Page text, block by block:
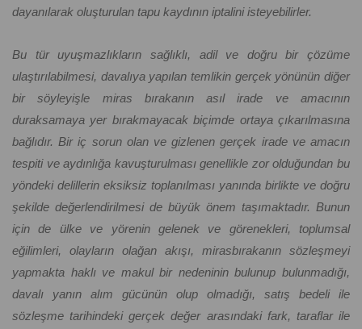
dayanılarak oluşturulan tapu kaydının iptalini isteyebilirler.
Bu tür uyuşmazlıkların sağlıklı, adil ve doğru bir çözüme
ulaştırılabilmesi, davalıya yapılan temlikin gerçek yönünün diğer
bir söyleyişle miras bırakanın asıl irade ve amacının
duraksamaya yer bırakmayacak biçimde ortaya çıkarılmasına
bağlıdır. Bir iç sorun olan ve gizlenen gerçek irade ve amacın
tespiti ve aydınlığa kavuşturulması genellikle zor olduğundan bu
yöndeki delillerin eksiksiz toplanılması yanında birlikte ve doğru
şekilde değerlendirilmesi de büyük önem taşımaktadır. Bunun
için de ülke ve yörenin gelenek ve görenekleri, toplumsal
eğilimleri, olayların olağan akışı, mirasbırakanın sözleşmeyi
yapmakta haklı ve makul bir nedeninin bulunup bulunmadığı,
davalı yanın alım gücünün olup olmadığı, satış bedeli ile
sözleşme tarihindeki gerçek değer arasındaki fark, taraflar ile